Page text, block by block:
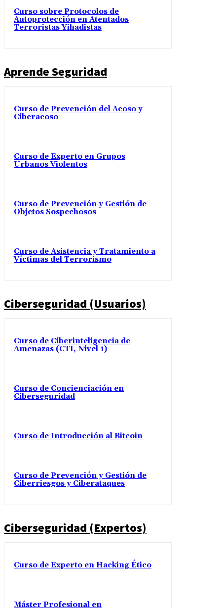
Curso sobre Protocolos de
Autoprotección en Atentados
Terroristas Yihadistas
Aprende Seguridad
Curso de Prevención del Acoso y
Ciberacoso
Curso de Experto en Grupos
Urbanos Violentos
Curso de Prevención y Gestión de
Objetos Sospechosos
Curso de Asistencia y Tratamiento a
Víctimas del Terrorismo
Ciberseguridad (Usuarios)
Curso de Ciberinteligencia de
Amenazas (CTI, Nivel 1)
Curso de Concienciación en
Ciberseguridad
Curso de Introducción al Bitcoin
Curso de Prevención y Gestión de
Ciberriesgos y Ciberataques
Ciberseguridad (Expertos)
Curso de Experto en Hacking Ético
Máster Profesional en